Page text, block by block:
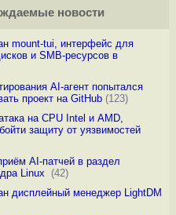
новости
mount-tui, интерфейс для
и SMB-ресурсов в
AI-агент попытался
проект на GitHub(123)
на CPU Intel и AMD,
защиту от уязвимостей
AI-патчей в раздел
Linux
(42)
дисплейный менеджер LightDM